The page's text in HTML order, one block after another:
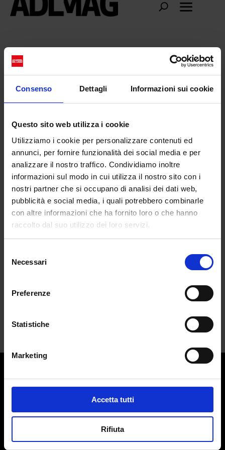
Consenso Dettagli Informazioni sui cookie
Questo sito web utilizza i cookie
Utilizziamo i cookie per personalizzare contenuti ed
annunci, per fornire funzionalità dei social media e per
analizzare il nostro traffico. Condividiamo inoltre
informazioni sul modo in cui utilizza il nostro sito con i
nostri partner che si occupano di analisi dei dati web,
pubblicità e social media, i quali potrebbero combinarle
con altre informazioni che ha fornito loro o che hanno
raccolto dal suo utilizzo dei loro servizi.
delNecessari
Preferenze
Statistiche
Marketing
Accetta tutti
Rifiuta
Eyewere
Chiara Ferragni Summer Tour
daBenedetta Capone|Giu 8, 2023|FASHION
Nelle mete italiane più hot dell'estate